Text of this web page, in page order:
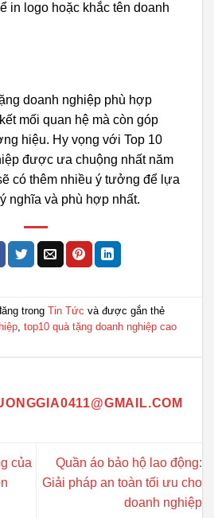
in logo hoặc khắc tên doanh
doanh nghiệp phù hợp
mối quan hệ mà còn góp
hiệu. Hy vọng với Top 10
được ưa chuộng nhất năm
có thêm nhiều ý tưởng để lựa
nghĩa và phù hợp nhất.
trongTin Tức và được gắn thẻ
,top10 quà tặng doanh nghiệp cao
của
Quần áo bảo hộ lao động:
Giải pháp an toàn tối ưu cho
doanh nghiệp